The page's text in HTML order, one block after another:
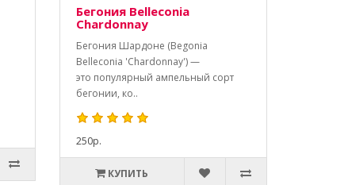
Бегония Belleconia
Chardonnay
Бегония Шардоне (Begonia
Belleconia 'Chardonnay') —
это популярный ампельный сорт
бегонии, ко..
250р.
КУПИТЬ